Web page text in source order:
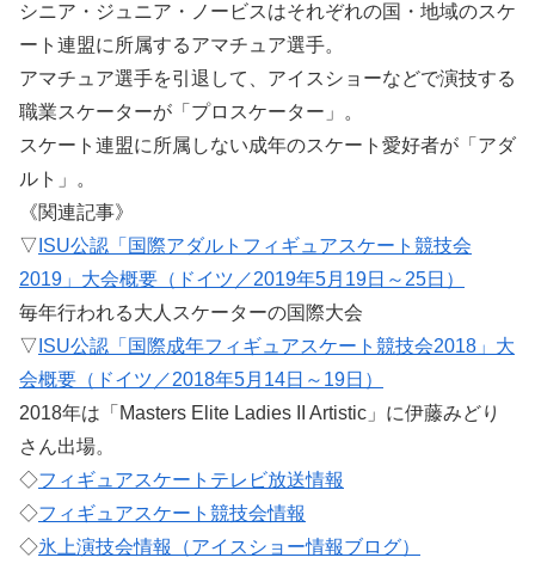
シニア・ジュニア・ノービスはそれぞれの国・地域のスケ
ート連盟に所属するアマチュア選手。
アマチュア選手を引退して、アイスショーなどで演技する
職業スケーターが「プロスケーター」。
スケート連盟に所属しない成年のスケート愛好者が「アダ
ルト」。
《関連記事》
▽ ISU公認「国際アダルトフィギュアスケート競技会
2019」大会概要（ドイツ／2019年5月19日～25日）
毎年行われる大人スケーターの国際大会
▽ ISU公認「国際成年フィギュアスケート競技会2018」大
会概要（ドイツ／2018年5月14日～19日）
2018年は「Masters Elite Ladies II Artistic」に伊藤みどり
さん出場。
◇フィギュアスケートテレビ放送情報
◇フィギュアスケート競技会情報
◇氷上演技会情報（アイスショー情報ブログ）